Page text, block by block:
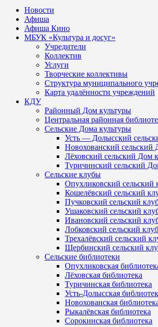
Новости
Афиша
Афиша Кино
МБУК «Культура и досуг»
Учредители
Коллектив
Услуги
Творческие коллективы
Структура муниципального
Карта удалённости учреждений
КДУ
Районный Дом культуры
Центральная районная
Сельские Дома культуры
Усть — Долысский
Новохованский сельский
Лёховский сельский Дом
Туричинский сельский
Сельские клубы
Опухликовский сельский
Кошелёвский сельский
Пучковский сельский
Ушаковский сельский
Ивановский сельский
Лобковский сельский клуб
Трехалёвский сельский
Щербинский сельский
Сельские библиотеки
Опухликовская
Лёховская библиотека
Туричинская библиотека
Усть-Долысская
Новохованская
Рыкалёвская библиотека
Сорокинская библиотека